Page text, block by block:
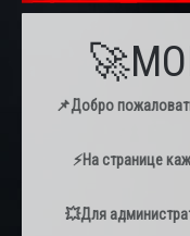
📌Добро
⚡️На странице
💥Для